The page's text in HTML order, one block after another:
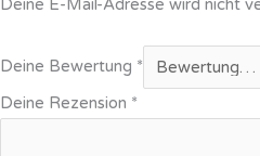
Deine E-Mail-Adresse wird nicht
Deine Bewertung *
Deine Rezension *